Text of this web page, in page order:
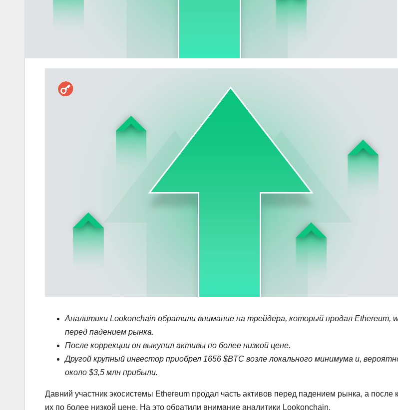
Аналитики Lookonchain обратили внимание на трейдера, который продал Ethereum,
перед падением рынка.
После коррекции он выкупил активы по более низкой цене.
Другой крупный инвестор приобрел 1656 $BTC возле локального минимума и,
около $3,5 млн прибыли.
Давний участник экосистемы Ethereum продал часть активов перед падением рынка, а после
их по более низкой цене. На это обратили внимание аналитики Lookonchain.